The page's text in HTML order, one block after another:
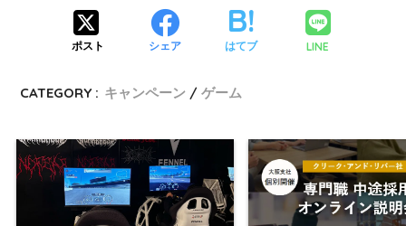
ポスト シェア はてブ LINE
CATEGORY : キャンペーン ゲーム